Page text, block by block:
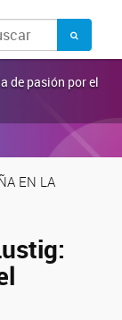
de pasión por el
EN LA